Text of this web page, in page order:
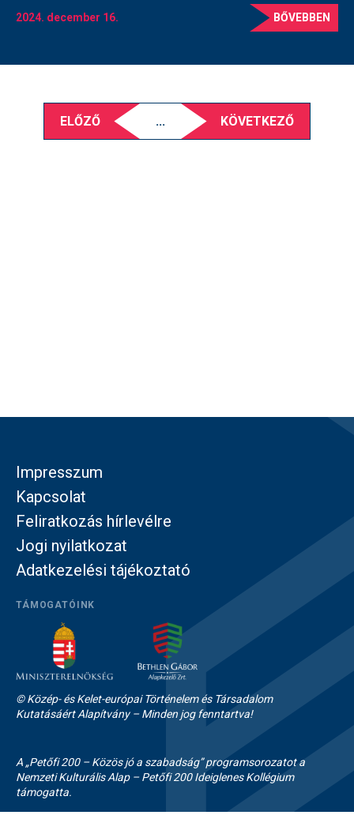
2024. december 16. BŐVEBBEN
ELŐZŐ ... KÖVETKEZŐ
Impresszum
Kapcsolat
Feliratkozás hírlevélre
Jogi nyilatkozat
Adatkezelési tájékoztató
TÁMOGATÓINK
© Közép- és Kelet-európai Történelem és Társadalom
Kutatásáért Alapítvány – Minden jog fenntartva!
A „Petőfi 200 – Közös jó a szabadság” programsorozatot a
Nemzeti Kulturális Alap – Petőfi 200 Ideiglenes Kollégium
támogatta.